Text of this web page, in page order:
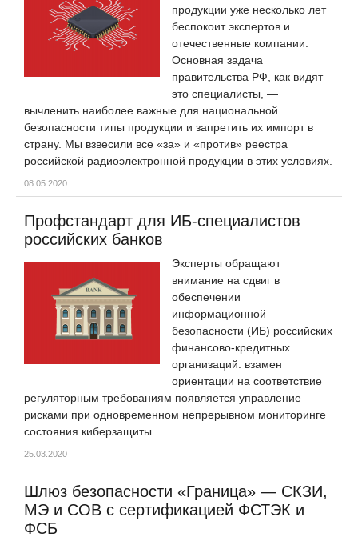
продукции уже несколько лет
беспокоит экспертов и
отечественные компании.
Основная задача
правительства РФ, как видят
это специалисты, —
вычленить наиболее важные для национальной
безопасности типы продукции и запретить их импорт в
страну. Мы взвесили все «за» и «против» реестра
российской радиоэлектронной продукции в этих условиях.
08.05.2020
Профстандарт для ИБ-специалистов
российских банков
Эксперты обращают
внимание на сдвиг в
обеспечении
информационной
безопасности (ИБ) российских
финансово-кредитных
организаций: взамен
ориентации на соответствие
регуляторным требованиям появляется управление
рисками при одновременном непрерывном мониторинге
состояния киберзащиты.
25.03.2020
Шлюз безопасности «Граница» — СКЗИ,
МЭ и СОВ с сертификацией ФСТЭК и
ФСБ